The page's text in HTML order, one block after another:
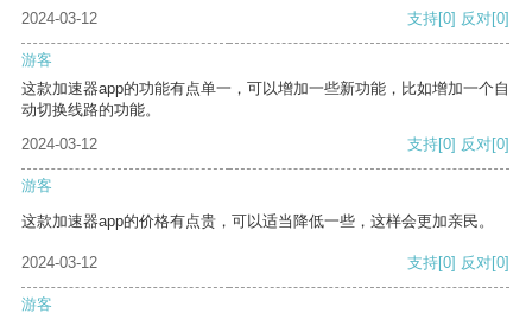
2024-03-12 支持[0] 反对[0]
游客
这款加速器app的功能有点单一，可以增加一些新功能，比如增加一个自
动切换线路的功能。
2024-03-12
支持[0] 反对[0]
游客
这款加速器app的价格有点贵，可以适当降低一些，这样会更加亲民。
2024-03-12 支持[0] 反对[0]
游客